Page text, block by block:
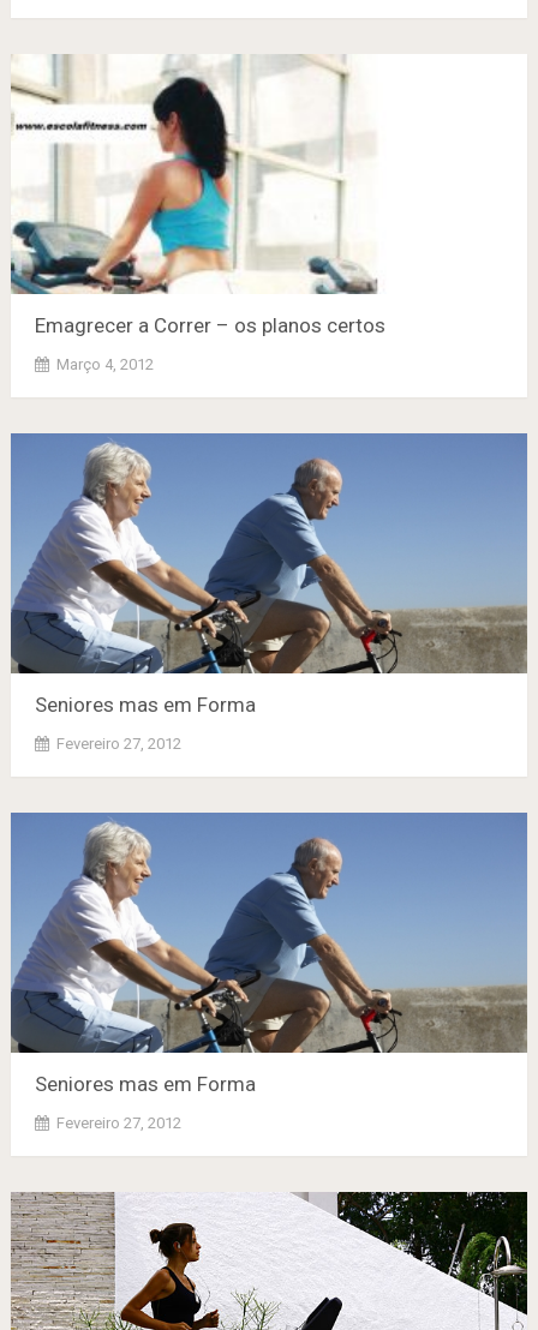
Emagrecer a Correr – os planos certos
Março 4, 2012
Seniores mas em Forma
Fevereiro 27, 2012
Seniores mas em Forma
Fevereiro 27, 2012